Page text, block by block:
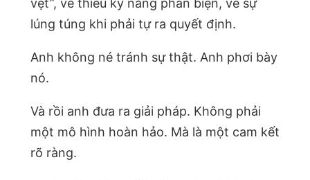
vẹt”, về thiếu kỹ năng phản biện, về sự
lúng túng khi phải tự ra quyết định.
Anh không né tránh sự thật. Anh phơi bày
nó.
Và rồi anh đưa ra giải pháp. Không phải
một mô hình hoàn hảo. Mà là một cam kết
rõ ràng.